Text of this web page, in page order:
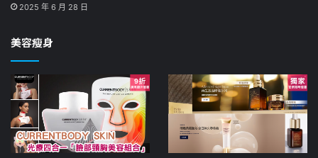
2025 年 6 月 28 日
美容瘦身